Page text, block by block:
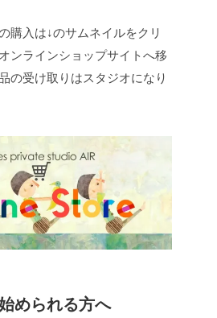
購入は↓のサムネイルをクリ
ンラインショップサイトへ移
の受け取りはスタジオになり
められる方へ